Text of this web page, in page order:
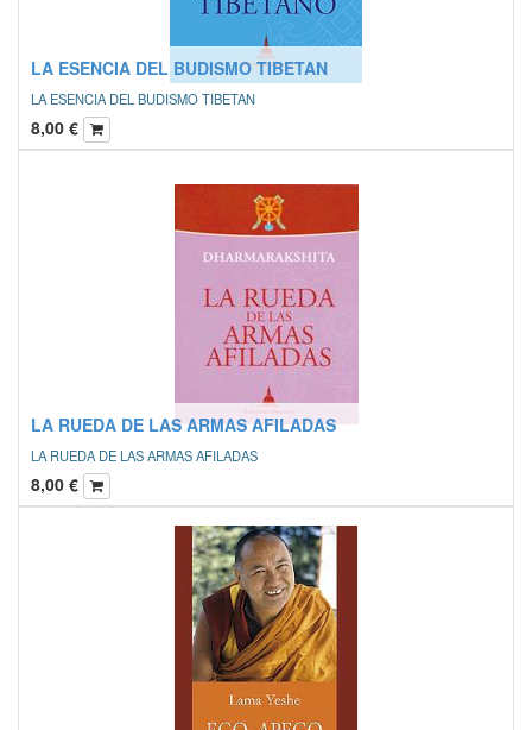
LA ESENCIA DEL BUDISMO TIBETAN
LA ESENCIA DEL BUDISMO TIBETAN
8,00 €
LA RUEDA DE LAS ARMAS AFILADAS
LA RUEDA DE LAS ARMAS AFILADAS
8,00 €